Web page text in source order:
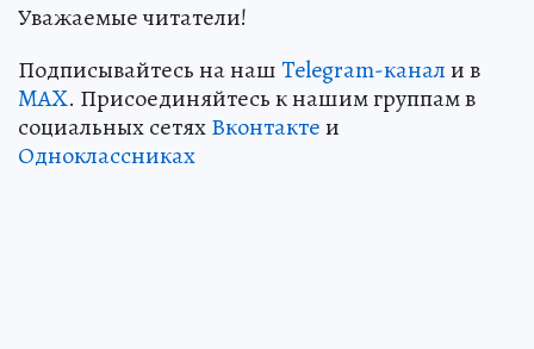
Уважаемые читатели!
Подписывайтесь на нашTelegram-канали в
MAX. Присоединяйтесь к нашим группам в
социальных сетяхВконтактеи
Одноклассниках